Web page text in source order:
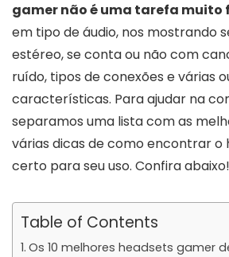
gamer não é uma tarefa muito
em tipo de áudio, nos mostrando
estéreo, se conta ou não com
ruído, tipos de conexões e várias
características. Para ajudar na
separamos uma lista com as
várias dicas de como encontrar o
certo para seu uso. Confira abaixo!
Table of Contents
Os 10 melhores headsets gamer